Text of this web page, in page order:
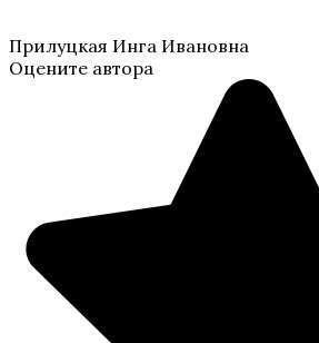
Прилуцкая Инга Ивановна
Оцените автора